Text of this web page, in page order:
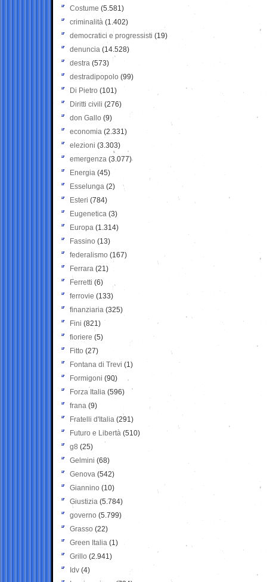
Costume (5.581)
criminalità (1.402)
democratici e progressisti (19)
denuncia (14.528)
destra (573)
destradipopolo (99)
Di Pietro (101)
Diritti civili (276)
don Gallo (9)
economia (2.331)
elezioni (3.303)
emergenza (3.077)
Energia (45)
Esselunga (2)
Esteri (784)
Eugenetica (3)
Europa (1.314)
Fassino (13)
federalismo (167)
Ferrara (21)
Ferretti (6)
ferrovie (133)
finanziaria (325)
Fini (821)
fioriere (5)
Fitto (27)
Fontana di Trevi (1)
Formigoni (90)
Forza Italia (596)
frana (9)
Fratelli d'Italia (291)
Futuro e Libertà (510)
g8 (25)
Gelmini (68)
Genova (542)
Giannino (10)
Giustizia (5.784)
governo (5.799)
Grasso (22)
Green Italia (1)
Grillo (2.941)
Idv (4)